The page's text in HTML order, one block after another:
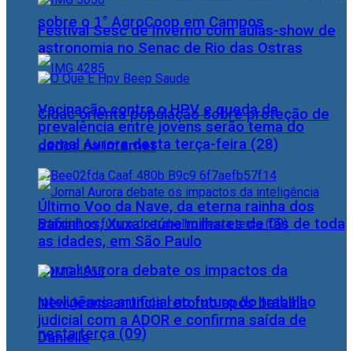
sobre o 1° AgroCoop em Campos
Cidac orienta população sobre proteção de
dados na internet
Jornal Aurora debate os impactos da
inteligência artificial no futuro do trabalho
nesta terça (09)
Festival Sesc de Inverno com aulas-show de
astronomia no Senac de Rio das Ostras
Vacinação contra o HPV e queda da
prevalência entre jovens serão tema do
Jornal Aurora desta terça-feira (28)
Último Voo da Nave, da eterna rainha dos
Baixinhos, Xuxa reúne milhares de fãs de toda
as idades, em São Paulo
NewJeans anuncia retorno após batalha
judicial com a ADOR e confirma saída de
Danielle